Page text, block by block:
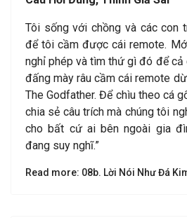
Tôi sống với chồng và các con
để tôi cầm được cái remote.
nghỉ phép và tìm thứ gì đó để
đấng mày râu cầm cái remote
The Godfather. Để chìu theo cá
chia sẻ câu trích mà chúng tôi
cho bất cứ ai bên ngoài gia
đang suy nghĩ.”
Read more: 08b. Lời Nói Như Đá